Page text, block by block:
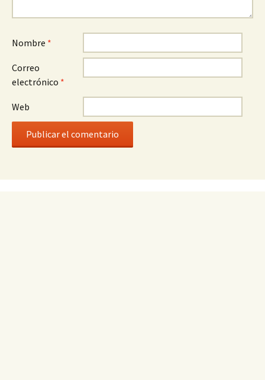
Nombre *
Correo
electrónico *
Web